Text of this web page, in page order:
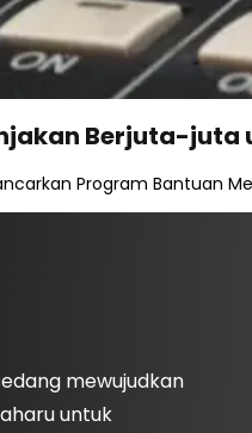
Berjuta-juta
Program Bantuan
mewujudkan
untuk